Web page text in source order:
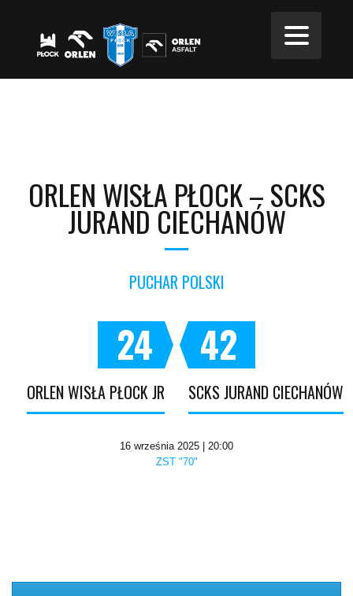
ORLEN WISŁA PŁOCK – SCKS
JURAND CIECHANÓW
PUCHAR POLSKI
24
ORLEN WISŁA PŁOCK JR
42
SCKS JURAND CIECHANÓW
16 września 2025 | 20:00
ZST "70"